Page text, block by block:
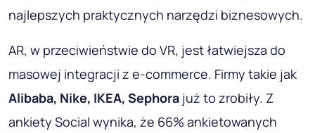
najlepszych praktycznych narzędzi biznesowych.
AR, w przeciwieństwie do VR, jest łatwiejsza do
masowej integracji z e-commerce. Firmy takie jak
Alibaba, Nike, IKEA, Sephora już to zrobiły. Z
ankiety Social wynika, że ​​66% ankietowanych